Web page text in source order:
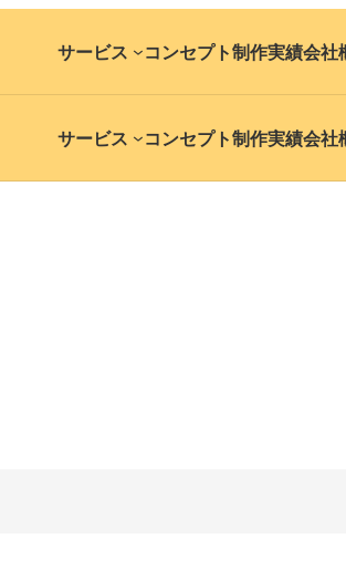
サービス コンセプト制作実績会社
サービス コンセプト制作実績会社